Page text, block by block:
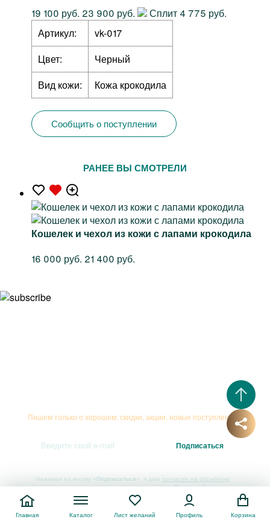
19 100 руб. 23 900 руб.
Сплит 4 775 руб.
Артикул:
vk-017
Цвет:
Черный
Вид кожи:
Кожа крокодила
Сообщить о поступлении
РАНЕЕ ВЫ СМОТРЕЛИ
Кошелек и чехол из кожи с лапами крокодила
16 000 руб. 21 400 руб.
Пишем только о хорошем: скидки, акции, новые поступления...
Нажимая на кнопку «Подписаться», я даю согласие на обработку
персональных данныхи соглашаюсь сПолитикой
конфиденциальности
Главная Каталог Лист желаний Профиль Корзина